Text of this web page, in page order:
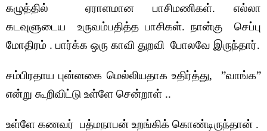
கழுத்தில் ஏராளமான பாசிமணிகள். எல்லா
கடவுளுடைய உருவம்பதித்த பாசிகள். நான்கு செப்பு
மோதிரம் . பார்க்க ஒரு காவி துறவி போலவே இருந்தார்.
சம்பிரதாய புன்னகை மெல்லியதாக உதிர்த்து, ”வாங்க”
என்று கூறிவிட்டு உள்ளே சென்றாள் ..
உள்ளே கணவர் பத்மநாபன் உறங்கிக் கொண்டிருந்தான் .